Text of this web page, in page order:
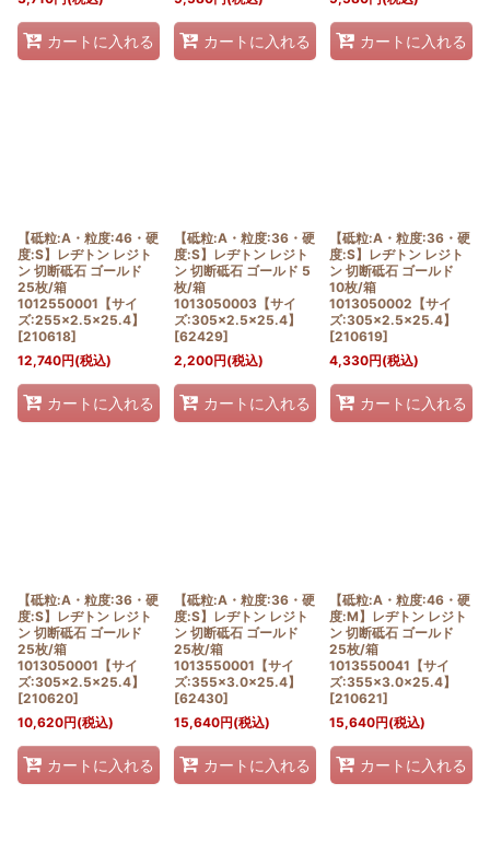
カートに入れる カートに入れる カートに入れる
【砥粒:A・粒度:46・硬
度:S】レヂトン レジト
ン 切断砥石 ゴールド
25枚/箱
1012550001【サイ
ズ:255×2.5×25.4】
[210618]
12,740円(税込)
カートに入れる
【砥粒:A・粒度:36・硬
度:S】レヂトン レジト
ン 切断砥石 ゴールド 5
枚/箱
1013050003【サイ
ズ:305×2.5×25.4】
[62429]
2,200円(税込)
カートに入れる
【砥粒:A・粒度:36・硬
度:S】レヂトン レジト
ン 切断砥石 ゴールド
10枚/箱
1013050002【サイ
ズ:305×2.5×25.4】
[210619]
4,330円(税込)
カートに入れる
【砥粒:A・粒度:36・硬
度:S】レヂトン レジト
ン 切断砥石 ゴールド
25枚/箱
1013050001【サイ
ズ:305×2.5×25.4】
[210620]
10,620円(税込)
カートに入れる
【砥粒:A・粒度:36・硬
度:S】レヂトン レジト
ン 切断砥石 ゴールド
25枚/箱
1013550001【サイ
ズ:355×3.0×25.4】
[62430]
15,640円(税込)
カートに入れる
【砥粒:A・粒度:46・硬
度:M】レヂトン レジト
ン 切断砥石 ゴールド
25枚/箱
1013550041【サイ
ズ:355×3.0×25.4】
[210621]
15,640円(税込)
カートに入れる